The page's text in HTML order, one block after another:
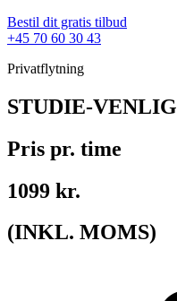
Bestil dit gratis tilbud
+45 70 60 30 43
Privatflytning
STUDIE-VENLIG
Pris pr. time
1099 kr.
(INKL. MOMS)